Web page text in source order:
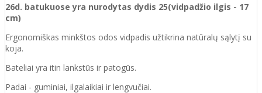
26d. batukuose yra nurodytas dydis 25(vidpadžio ilgis - 17
cm)
Ergonomiškas minkštos odos vidpadis užtikrina natūralų sąlytį su
koja.
Bateliai yra itin lankstūs ir patogūs.
Padai - guminiai, ilgalaikiai ir lengvučiai.